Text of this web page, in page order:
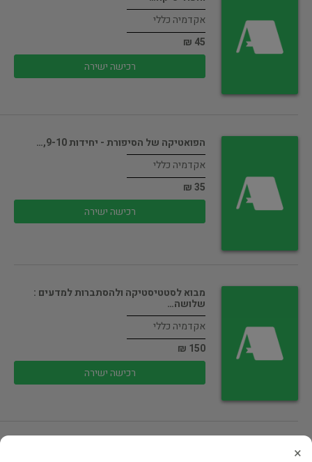
אקדמיה כללי
45 ₪
רכישה ישירה
הפואטיקה של הסיפורת - יחידות 9-10,…
אקדמיה כללי
35 ₪
רכישה ישירה
מבוא לסטטיסטיקה ולהסתברות למדעים :
שלושה…
אקדמיה כללי
150 ₪
רכישה ישירה
×